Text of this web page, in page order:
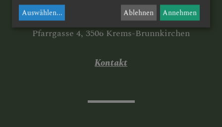
ORTSKAPELLEN UND
IHRE GESCHICHTE
PFARRLEBEN FOTOS
Röm.-kath. Pfarramt Brunnkirchen
Pfarrgasse 4, 3506 Krems-Brunnkirchen
Kontakt
Auswählen... Ablehnen Annehmen